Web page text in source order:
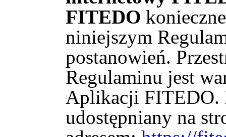
FITEDO
niniejszym
postanowień.
Regulaminu jest
Aplikacji FITEDO.
udostępniany na